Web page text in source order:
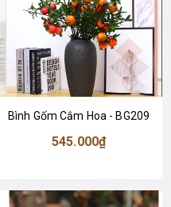
Bình Gốm Cắm Hoa - BG209
545.000₫